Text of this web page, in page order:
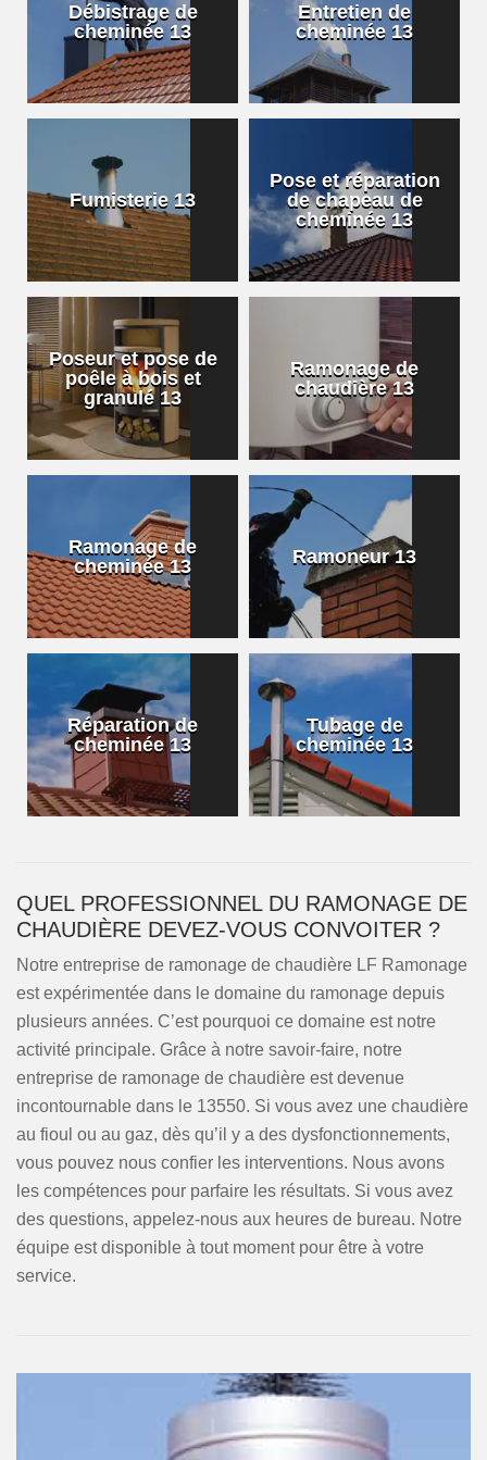
Débistrage de
cheminée 13
Entretien de
cheminée 13
Fumisterie 13
Pose et réparation
de chapeau de
cheminée 13
Poseur et pose de
poêle à bois et
granulé 13
Ramonage de
chaudière 13
Ramonage de
cheminée 13
Ramoneur 13
Réparation de
cheminée 13
Tubage de
cheminée 13
QUEL PROFESSIONNEL DU RAMONAGE DE
CHAUDIÈRE DEVEZ-VOUS CONVOITER ?
Notre entreprise de ramonage de chaudière LF Ramonage
est expérimentée dans le domaine du ramonage depuis
plusieurs années. C’est pourquoi ce domaine est notre
activité principale. Grâce à notre savoir-faire, notre
entreprise de ramonage de chaudière est devenue
incontournable dans le 13550. Si vous avez une chaudière
au fioul ou au gaz, dès qu’il y a des dysfonctionnements,
vous pouvez nous confier les interventions. Nous avons
les compétences pour parfaire les résultats. Si vous avez
des questions, appelez-nous aux heures de bureau. Notre
équipe est disponible à tout moment pour être à votre
service.